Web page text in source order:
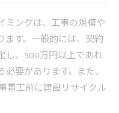
ミングは、工事の規模や
ます。一般的には、契約
し、500万円以上であれ
要があります。また、
着工前に建設リサイクル